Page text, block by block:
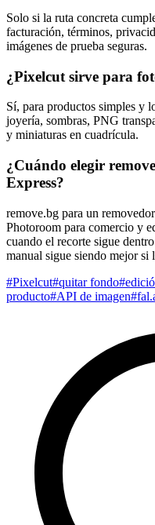
Solo si la ruta concreta
facturación, términos,
imágenes de prueba seguras.
¿Pixelcut sirve para
Sí, para productos simples y
joyería, sombras, PNG
y miniaturas en cuadrícula.
¿Cuándo elegir
Express?
remove.bg para un
Photoroom para comercio y
cuando el recorte sigue
manual sigue siendo mejor si
#Pixelcut#quitar fondo#
producto#API de imagen#